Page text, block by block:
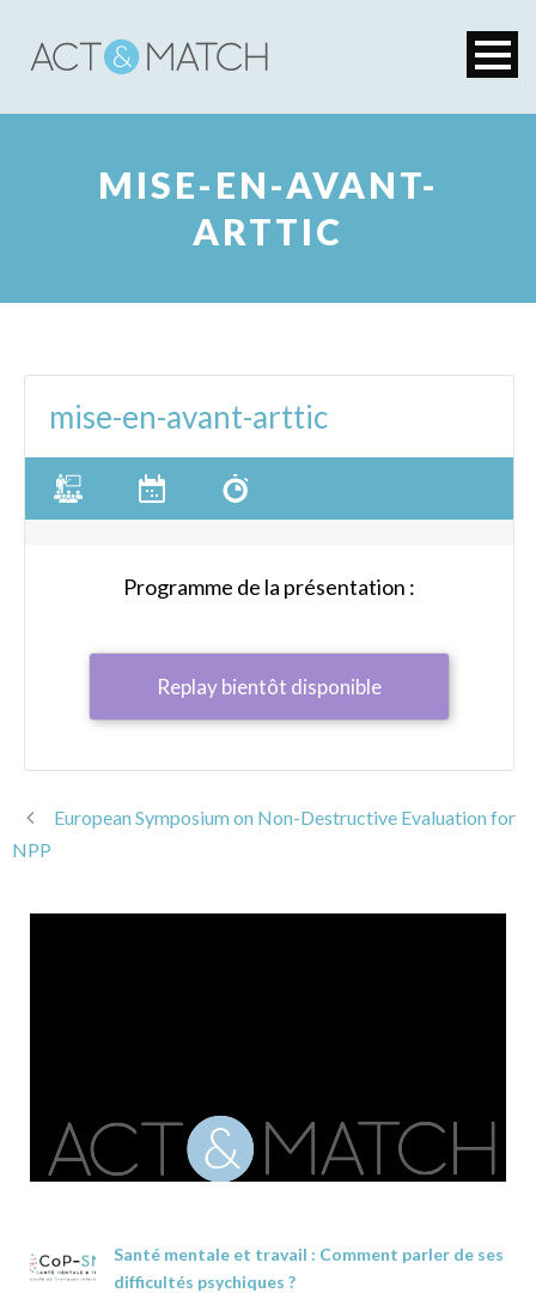
MISE-EN-AVANT-
ARTTIC
mise-en-avant-arttic
Programme de la présentation :
Replay bientôt disponible
European Symposium on Non-Destructive Evaluation for
NPP
Santé mentale et travail : Comment parler de ses
difficultés psychiques ?